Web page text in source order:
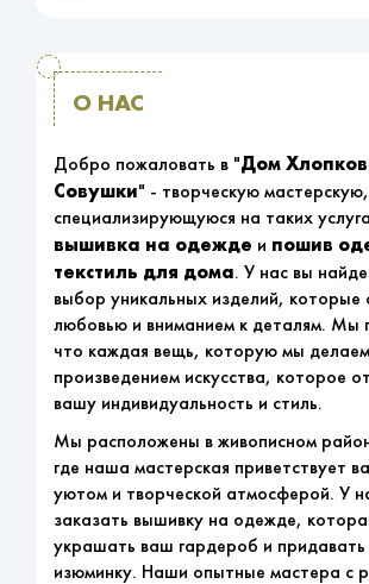
О НАС
Добро пожаловать в "Дом
Совушки" - творческую мастерскую,
специализирующуюся на таких
вышивка на одежде и пошив
текстиль для дома. У нас вы
выбор уникальных изделий, которые
любовью и вниманием к деталям. Мы
что каждая вещь, которую мы
произведением искусства, которое
вашу индивидуальность и стиль.
Мы расположены в живописном
где наша мастерская приветствует
уютом и творческой атмосферой. У
заказать вышивку на одежде,
украшать ваш гардероб и
изюминку. Наши опытные мастера с